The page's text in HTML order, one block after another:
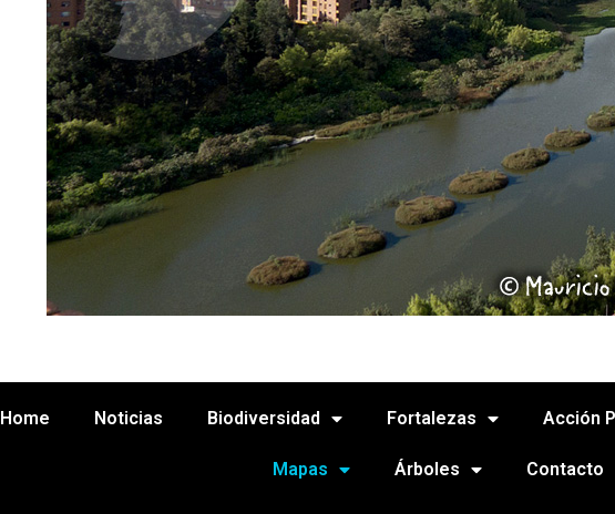
Home Noticias Biodiversidad Fortalezas Acción
Mapas Árboles Contacto